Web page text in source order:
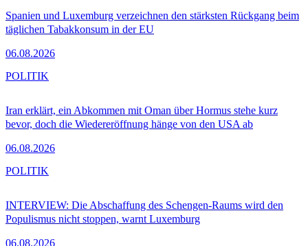
Spanien und Luxemburg verzeichnen den stärksten Rückgang beim
täglichen Tabakkonsum in der EU
06.08.2026
Iran erklärt, ein Abkommen mit Oman über Hormus stehe kurz
bevor, doch die Wiedereröffnung hänge von den USA ab
06.08.2026
POLITIK
INTERVIEW: Die Abschaffung des Schengen-Raums wird den
Populismus nicht stoppen, warnt Luxemburg
06.08.2026
POLITIK